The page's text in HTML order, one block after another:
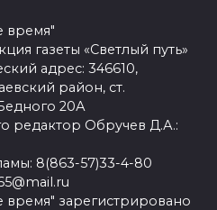
время"
газеты «Светлый путь»
адрес: 346610,
район, ст.
20А
редактор Обручев Д.А.:
8(863-57)33-4-80
время" зарегистрировано